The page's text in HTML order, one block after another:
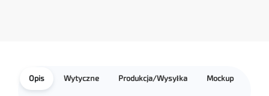
Opis Wytyczne Produkcja/Wysyłka Mockup